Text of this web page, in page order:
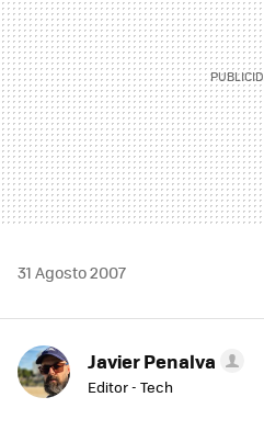
31 Agosto 2007
Javier Penalva
Editor - Tech